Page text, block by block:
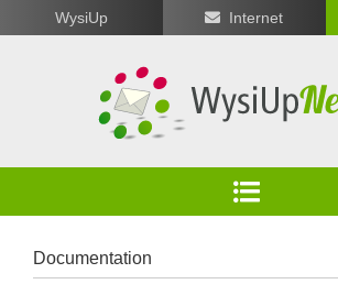
WysiUp Internet
Documentation